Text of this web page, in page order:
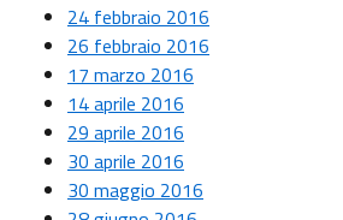
24 febbraio 2016
26 febbraio 2016
17 marzo 2016
14 aprile 2016
29 aprile 2016
30 aprile 2016
30 maggio 2016